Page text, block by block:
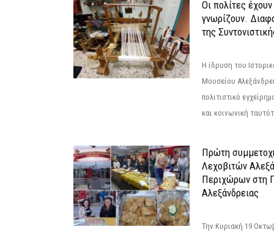
Οι πολίτες
γνωρίζουν.
της
Η ίδρυση του
Μουσείου
πολιτιστικό
και κοινωνική
Πρώτη
Λεχοβιτών
Περιχώρων στη
Αλεξάνδρειας
Την Κυριακή 19